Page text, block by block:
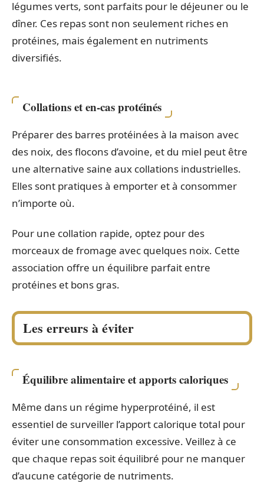
légumes verts, sont parfaits pour le déjeuner ou le
dîner. Ces repas sont non seulement riches en
protéines, mais également en nutriments
diversifiés.
Collations et en-cas protéinés
Préparer des barres protéinées à la maison avec
des noix, des flocons d’avoine, et du miel peut être
une alternative saine aux collations industrielles.
Elles sont pratiques à emporter et à consommer
n’importe où.
Pour une collation rapide, optez pour des
morceaux de fromage avec quelques noix. Cette
association offre un équilibre parfait entre
protéines et bons gras.
Les erreurs à éviter
Équilibre alimentaire et apports caloriques
Même dans un régime hyperprotéiné, il est
essentiel de surveiller l’apport calorique total pour
éviter une consommation excessive. Veillez à ce
que chaque repas soit équilibré pour ne manquer
d’aucune catégorie de nutriments.